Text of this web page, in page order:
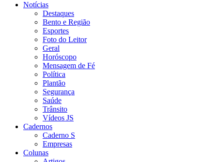
Notícias
Destaques
Bento e Região
Esportes
Foto do Leitor
Geral
Horóscopo
Mensagem de Fé
Política
Plantão
Segurança
Saúde
Trânsito
Vídeos JS
Cadernos
Caderno S
Empresas
Colunas